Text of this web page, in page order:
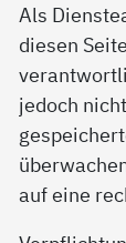
Als
diesen
jedoch
auf eine